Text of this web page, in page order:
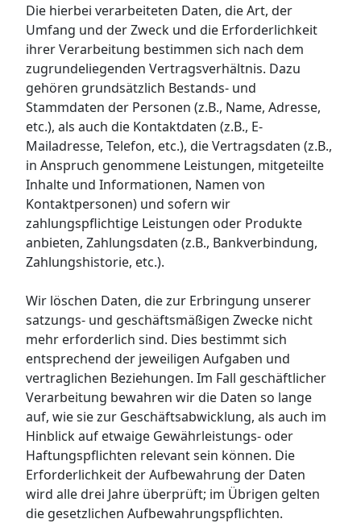
Die hierbei verarbeiteten Daten, die Art, der
Umfang und der Zweck und die Erforderlichkeit
ihrer Verarbeitung bestimmen sich nach dem
zugrundeliegenden Vertragsverhältnis. Dazu
gehören grundsätzlich Bestands- und
Stammdaten der Personen (z.B., Name, Adresse,
etc.), als auch die Kontaktdaten (z.B., E-
Mailadresse, Telefon, etc.), die Vertragsdaten (z.B.,
in Anspruch genommene Leistungen, mitgeteilte
Inhalte und Informationen, Namen von
Kontaktpersonen) und sofern wir
zahlungspflichtige Leistungen oder Produkte
anbieten, Zahlungsdaten (z.B., Bankverbindung,
Zahlungshistorie, etc.).
Wir löschen Daten, die zur Erbringung unserer
satzungs- und geschäftsmäßigen Zwecke nicht
mehr erforderlich sind. Dies bestimmt sich
entsprechend der jeweiligen Aufgaben und
vertraglichen Beziehungen. Im Fall geschäftlicher
Verarbeitung bewahren wir die Daten so lange
auf, wie sie zur Geschäftsabwicklung, als auch im
Hinblick auf etwaige Gewährleistungs- oder
Haftungspflichten relevant sein können. Die
Erforderlichkeit der Aufbewahrung der Daten
wird alle drei Jahre überprüft; im Übrigen gelten
die gesetzlichen Aufbewahrungspflichten.